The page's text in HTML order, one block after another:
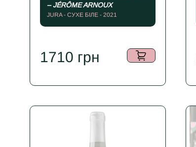
– JÉRÔME ARNOUX
JURA - СУХЕ БІЛЕ - 2021
1710 грн